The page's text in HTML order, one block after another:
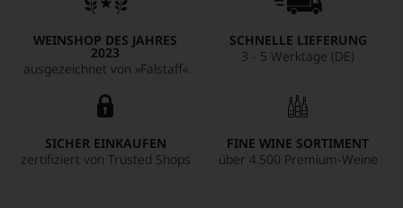
WEINSHOP DES JAHRES
2023
ausgezeichnet von »Falstaff«
SCHNELLE LIEFERUNG
3 - 5 Werktage (DE)
SICHER EINKAUFEN
zertifiziert von Trusted Shops
FINE WINE SORTIMENT
über 4.500 Premium-Weine